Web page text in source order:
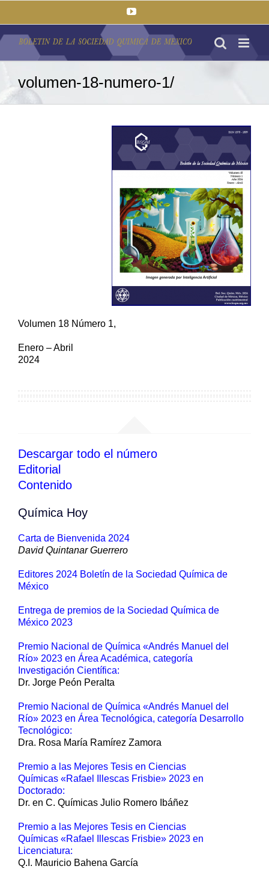
YouTube
volumen-18-numero-1/
Volumen 18 Número 1,
Enero – Abril
2024
Descargar todo el número
Editorial
Contenido
Química Hoy
Carta de Bienvenida 2024
David Quintanar Guerrero
Editores 2024 Boletín de la Sociedad Química de
México
Entrega de premios de la Sociedad Química de
México 2023
Premio Nacional de Química «Andrés Manuel del
Río» 2023 en Área Académica, categoría
Investigación Científica:
Dr. Jorge Peón Peralta
Premio Nacional de Química «Andrés Manuel del
Río» 2023 en Área Tecnológica, categoría Desarrollo
Tecnológico:
Dra. Rosa María Ramírez Zamora
Premio a las Mejores Tesis en Ciencias
Químicas «Rafael Illescas Frisbie» 2023 en
Doctorado:
Dr. en C. Químicas Julio Romero Ibáñez
Premio a las Mejores Tesis en Ciencias
Químicas «Rafael Illescas Frisbie» 2023 en
Licenciatura:
Q.I. Mauricio Bahena García